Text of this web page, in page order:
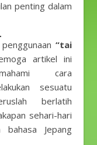
penting dalam
“tai
artikel ini
cara
sesuatu
berlatih
sehari-hari
bahasa Jepang